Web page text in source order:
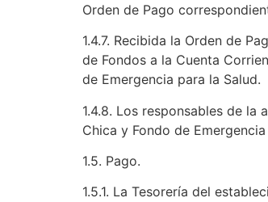
Orden de Pago
1.4.7. Recibida la Orden de
de Fondos a la Cuenta
de Emergencia para la Salud.
1.4.8. Los responsables de
Chica y Fondo de
1.5. Pago.
1.5.1. La Tesorería del